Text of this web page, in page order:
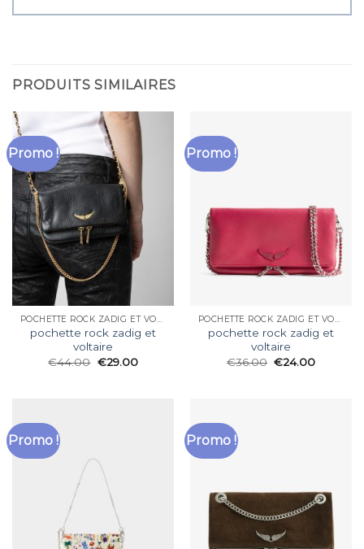
PRODUITS SIMILAIRES
Promo !
POCHETTE ROCK ZADIG ET VOLTAIRE
pochette rock zadig et
voltaire
€44.00 €29.00
Promo !
POCHETTE ROCK ZADIG ET VOLTAIRE
pochette rock zadig et
voltaire
€36.00 €24.00
Promo ! Promo !